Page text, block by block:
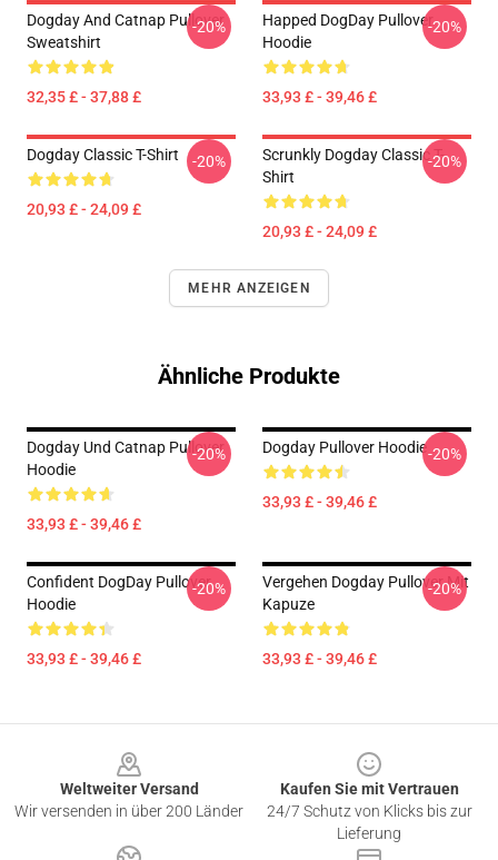
Dogday And Catnap Pullover
Sweatshirt
32,35 £ - 37,88 £
-20%
Happed DogDay Pullover
Hoodie
33,93 £ - 39,46 £
-20%
Dogday Classic T-Shirt
20,93 £ - 24,09 £
-20%
Scrunkly Dogday Classic T-
Shirt
20,93 £ - 24,09 £
-20%
MEHR ANZEIGEN
Ähnliche Produkte
Dogday Und Catnap Pullover
Hoodie
33,93 £ - 39,46 £
-20% Dogday Pullover Hoodie
33,93 £ - 39,46 £
-20%
Confident DogDay Pullover
Hoodie
33,93 £ - 39,46 £
-20%
Vergehen Dogday Pullover Mit
Kapuze
33,93 £ - 39,46 £
-20%
Weltweiter Versand
Wir versenden in über 200 Länder
Kaufen Sie mit Vertrauen
24/7 Schutz von Klicks bis zur
Lieferung